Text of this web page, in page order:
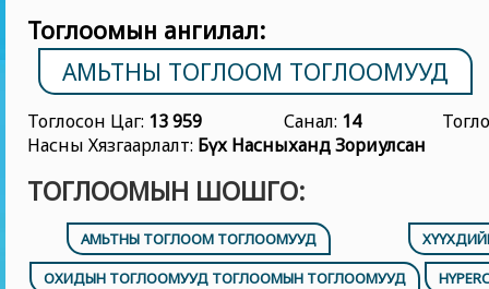
Тоглоомын ангилал:
АМЬТНЫ ТОГЛООМ ТОГЛООМУУД
Тоглосон Цаг: 13 959 Санал: 14
Насны Хязгаарлалт: Бүх Насныханд Зориулсан
ТОГЛООМЫН ШОШГО:
АМЬТНЫ ТОГЛООМ ТОГЛООМУУД
ОХИДЫН ТОГЛООМУУД ТОГЛООМЫН ТОГЛООМУУД